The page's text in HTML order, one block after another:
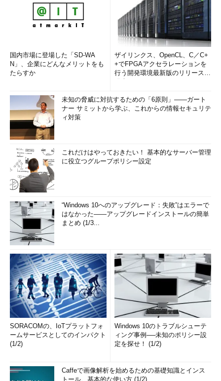
国内市場に登場した「SD-WA
N」、企業にどんなメリットをも
たらすか
ザイリンクス、OpenCL、C／C+
+でFPGAアクセラレーションを
行う開発環境最新版のリリースを
未知の脅威に対抗するための「6原則」――ガート
ナー サミットから学ぶ、これからの情報セキュリテ
ィ対策
これだけはやっておきたい！ 基本的なサーバー管理
に役立つグループポリシー設定
“Windows 10へのアップグレード：失敗”はエラーで
はなかった――アップグレードインストールの簡単
まとめ (1/3...
SORACOMの、IoTプラットフォ
ームサービスとしてのインパクト
(1/2)
Windows 10のトラブルシューテ
ィング事例──未知のポリシー設
定を探せ！ (1/2)
Caffeで画像解析を始めるための基礎知識とインス
トール、基本的な使い方 (1/2)